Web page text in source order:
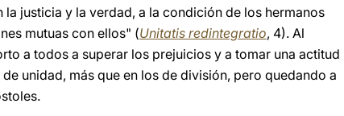
justicia y la verdad, a la condición de los hermanos
mutuas con ellos" (Unitatis redintegratio, 4). Al
a todos a superar los prejuicios y a tomar una actitud
unidad, más que en los de división, pero quedando a